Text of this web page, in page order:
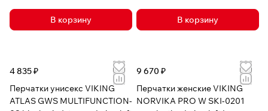
В корзину В корзину
4 835 ₽
Перчатки унисекс VIKING
ATLAS GWS MULTIFUNCTION-
9 670 ₽
Перчатки женские VIKING
NORVIKA PRO W SKI-0201